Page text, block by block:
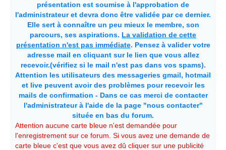
présentation est soumise à l'approbation de
l'administrateur et devra donc être validée par ce dernier.
Elle sert à connaître un peu mieux le membre, son
parcours, ses aspirations. La validation de cette
présentation n'est pas immédiate. Pensez à valider votre
adresse mail en cliquant sur le lien que vous allez
recevoir.(vérifiez si le mail n'est pas dans vos spams).
Attention les utilisateurs des messageries gmail, hotmail
et live peuvent avoir des problèmes pour recevoir les
mails de confirmation - Dans ce cas merci de contacter
l'administrateur à l'aide de la page "nous contacter"
située en bas du forum.
Attention aucune carte bleue n'est demandée pour
l'enregistrement sur ce forum. Si vous avez une demande de
carte bleue c'est que vous avez dû cliquer sur une publicité